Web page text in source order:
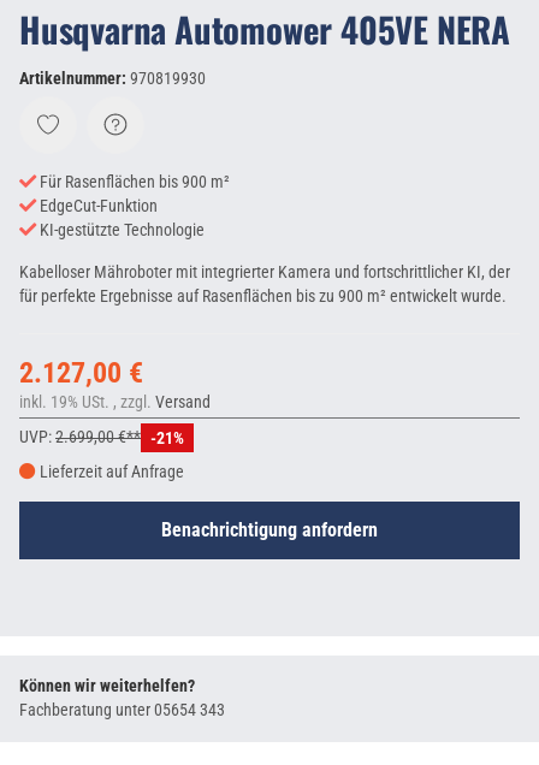
Husqvarna Automower 405VE NERA
Artikelnummer: 970819930
Für Rasenflächen bis 900 m²
EdgeCut-Funktion
KI-gestützte Technologie
Kabelloser Mähroboter mit integrierter Kamera und fortschrittlicher KI, der
für perfekte Ergebnisse auf Rasenflächen bis zu 900 m² entwickelt wurde.
2.127,00 €
inkl. 19% USt. , zzgl. Versand
UVP:2.699,00 €** -21%
Lieferzeit auf Anfrage
Benachrichtigung anfordern
Können wir weiterhelfen?
Fachberatung unter05654 343